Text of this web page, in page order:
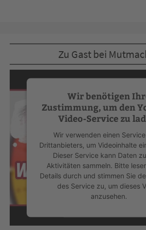
Zu Gast bei
Wir benötigen
Zustimmung, um den
Video-Service zu
Wir verwenden einen
Drittanbieters, um Videoinhalte
Dieser Service kann Daten
Aktivitäten sammeln. Bitte
Details durch und stimmen Sie
des Service zu, um dieses
anzusehen.
Mehr Informationen